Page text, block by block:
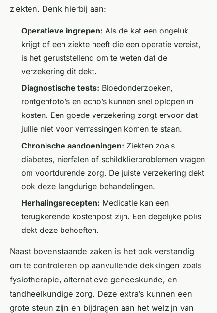
ziekten. Denk hierbij aan:
Operatieve ingrepen: Als de kat een ongeluk
krijgt of een ziekte heeft die een operatie vereist,
is het geruststellend om te weten dat de
verzekering dit dekt.
Diagnostische tests: Bloedonderzoeken,
röntgenfoto’s en echo’s kunnen snel oplopen in
kosten. Een goede verzekering zorgt ervoor dat
jullie niet voor verrassingen komen te staan.
Chronische aandoeningen: Ziekten zoals
diabetes, nierfalen of schildklierproblemen vragen
om voortdurende zorg. De juiste verzekering dekt
ook deze langdurige behandelingen.
Herhalingsrecepten: Medicatie kan een
terugkerende kostenpost zijn. Een degelijke polis
dekt deze behoeften.
Naast bovenstaande zaken is het ook verstandig
om te controleren op aanvullende dekkingen zoals
fysiotherapie, alternatieve geneeskunde, en
tandheelkundige zorg. Deze extra’s kunnen een
grote steun zijn en bijdragen aan het welzijn van